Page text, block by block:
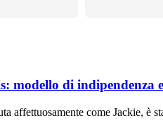
modello di indipendenza
affettuosamente come Jackie, è